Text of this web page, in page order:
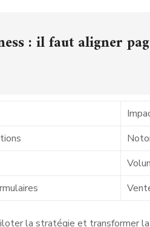
: il faut aligner
la stratégie et transformer